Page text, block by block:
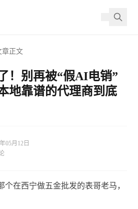
章正文
！别再被“假AI电销”
地靠谱的代理商到底
05月12日
个在西宁做五金批发的表哥老马，